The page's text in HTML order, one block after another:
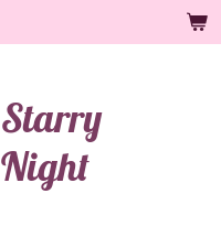
Starry
Night